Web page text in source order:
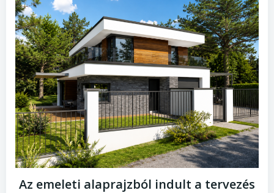
Az emeleti alaprajzból indult a tervezés